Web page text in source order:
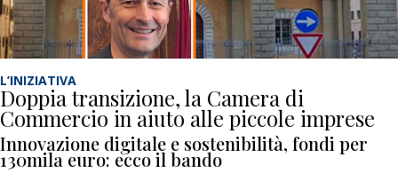
L’INIZIATIVA
Doppia transizione, la Camera di
Commercio in aiuto alle piccole imprese
Innovazione digitale e sostenibilità, fondi per
130mila euro: ecco il bando